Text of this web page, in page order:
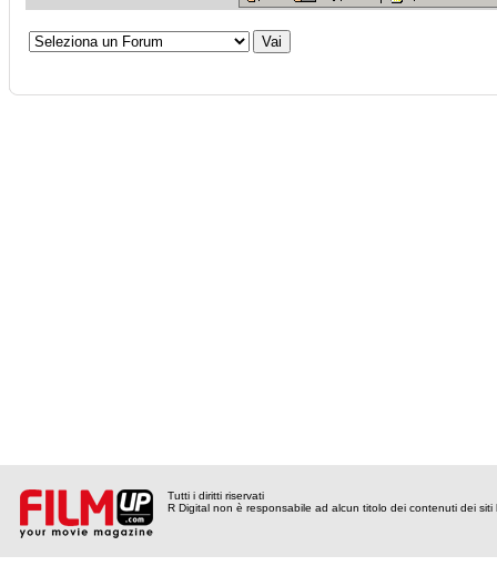
Tutti i diritti riservati
R Digital non è responsabile ad alcun titolo dei contenuti dei siti